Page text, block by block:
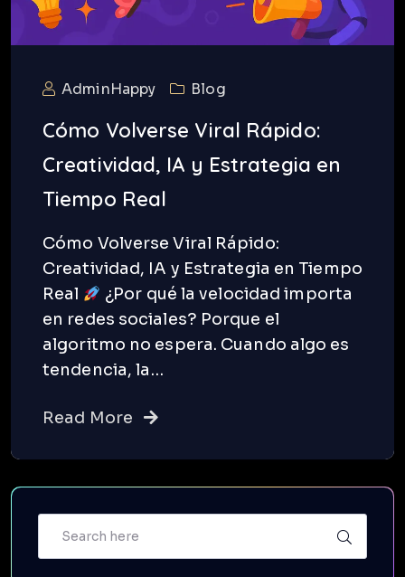
AdminHappy Blog
Cómo Volverse Viral Rápido:
Creatividad, IA y Estrategia en
Tiempo Real
Cómo Volverse Viral Rápido:
Creatividad, IA y Estrategia en Tiempo
Real
¿Por qué la velocidad importa
en redes sociales? Porque el
algoritmo no espera. Cuando algo es
tendencia, la…
Read More